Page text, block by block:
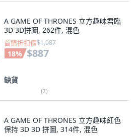
A GAME OF THRONES 立方趣味君臨
3D 3D拼圖, 262件, 混色
首購折扣價$1,087
18% $887
缺貨
(2)
A GAME OF THRONES 立方趣味紅色
保持 3D 3D 拼圖, 314件, 混色